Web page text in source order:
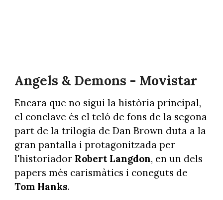
Angels & Demons - Movistar
Encara que no sigui la història principal,
el conclave és el teló de fons de la segona
part de la trilogia de Dan Brown duta a la
gran pantalla i protagonitzada per
l'historiador Robert Langdon, en un dels
papers més carismàtics i coneguts de
Tom Hanks.